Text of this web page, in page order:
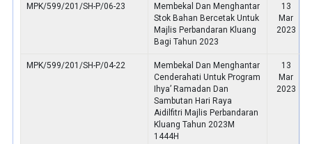
MPK/599/201/SH-P/06-23
Membekal Dan Menghantar
Stok Bahan Bercetak Untuk
Majlis Perbandaran Kluang
Bagi Tahun 2023
13
Mar
2023
MPK/599/201/SH-P/04-22
Membekal Dan Menghantar
Cenderahati Untuk Program
Ihya’ Ramadan Dan
Sambutan Hari Raya
Aidilfitri Majlis Perbandaran
Kluang Tahun 2023M
1444H
13
Mar
2023